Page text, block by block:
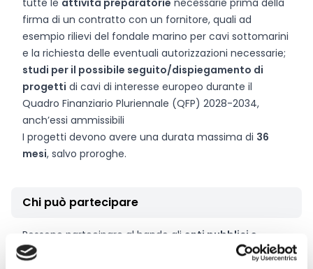
tutte le attività preparatorie necessarie prima della
firma di un contratto con un fornitore, quali ad
esempio rilievi del fondale marino per cavi sottomarini
e la richiesta delle eventuali autorizzazioni necessarie;
studi per il possibile seguito/dispiegamento di
progetti di cavi di interesse europeo durante il
Quadro Finanziario Pluriennale (QFP) 2028-2034,
anch’essi ammissibili
I progetti devono avere una durata massima di 36
mesi, salvo proroghe.
Chi può partecipare
Possono partecipare al bando gli enti pubblici e
privati dotati di personalità giuridica
i quali devono